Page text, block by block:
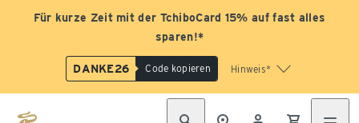
Für kurze Zeit mit der TchiboCard 15% auf fast alles
sparen!*
DANKE26 Code kopieren Hinweis*